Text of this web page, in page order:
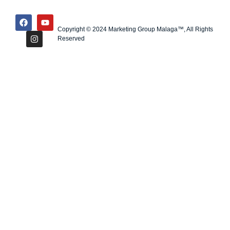
Copyright © 2024 Marketing Group Malaga™, All Rights
Reserved